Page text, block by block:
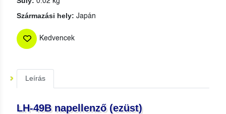
Származási hely: Japán
Kedvencek
Leírás
LH-49B napellenző (ezüst)